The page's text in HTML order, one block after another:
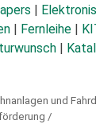
Fernleihe
und
/